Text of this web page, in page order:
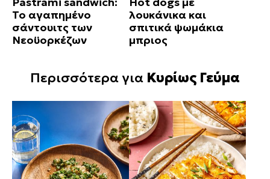
Το αγαπημένο
σάντουιτς των
Νεοϋορκέζων
λουκάνικα και
σπιτικά ψωμάκια
μπριος
Περισσότερα για Κυρίως Γεύμα